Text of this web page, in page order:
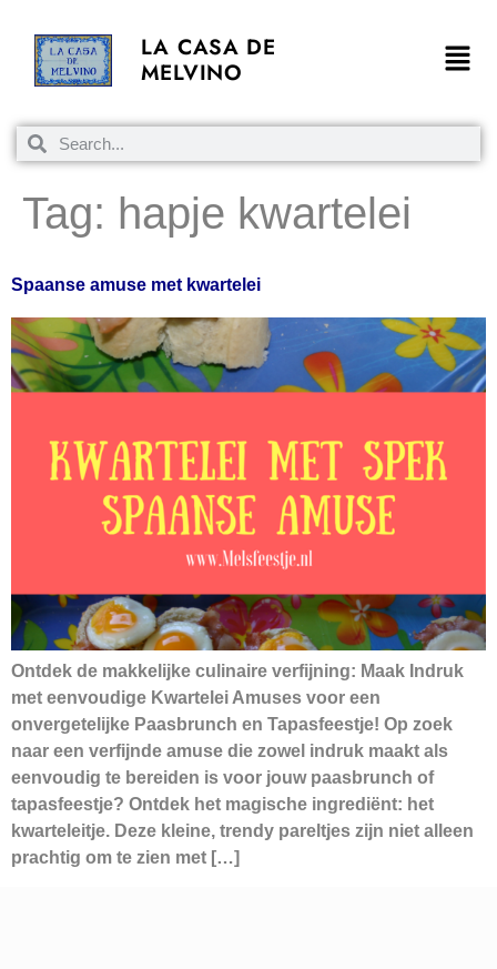
LA CASA DE
MELVINO
Tag: hapje kwartelei
Spaanse amuse met kwartelei
Ontdek de makkelijke culinaire verfijning: Maak Indruk
met eenvoudige Kwartelei Amuses voor een
onvergetelijke Paasbrunch en Tapasfeestje! Op zoek
naar een verfijnde amuse die zowel indruk maakt als
eenvoudig te bereiden is voor jouw paasbrunch of
tapasfeestje? Ontdek het magische ingrediënt: het
kwarteleitje. Deze kleine, trendy pareltjes zijn niet alleen
prachtig om te zien met […]